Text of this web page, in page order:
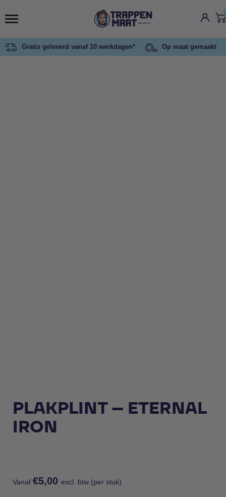
Gratis geleverd vanaf 10 werkdagen* Op maat gemaakt
PLAKPLINT – ETERNAL
IRON
Vanaf €5,00 excl. btw (per stuk)